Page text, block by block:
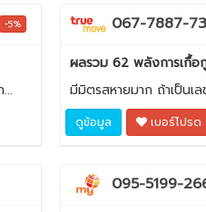
-5% 067-7887-
ผลรวม 62 พลังการเกื้
มีมิตรสหายมาก ถ้าเป็นเล
ดูข้อมูล เบอร์โปรด
095-5199-